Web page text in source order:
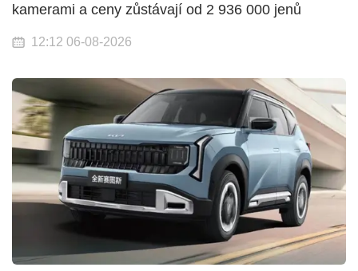
kamerami a ceny zůstávají od 2 936 000 jenů
12:12 06-08-2026